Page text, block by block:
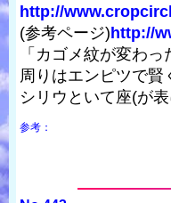
http://
(参考ページ) http://
「カゴメ紋が変わっ
周りはエンピツで賢
シリウといて座(が
参考：